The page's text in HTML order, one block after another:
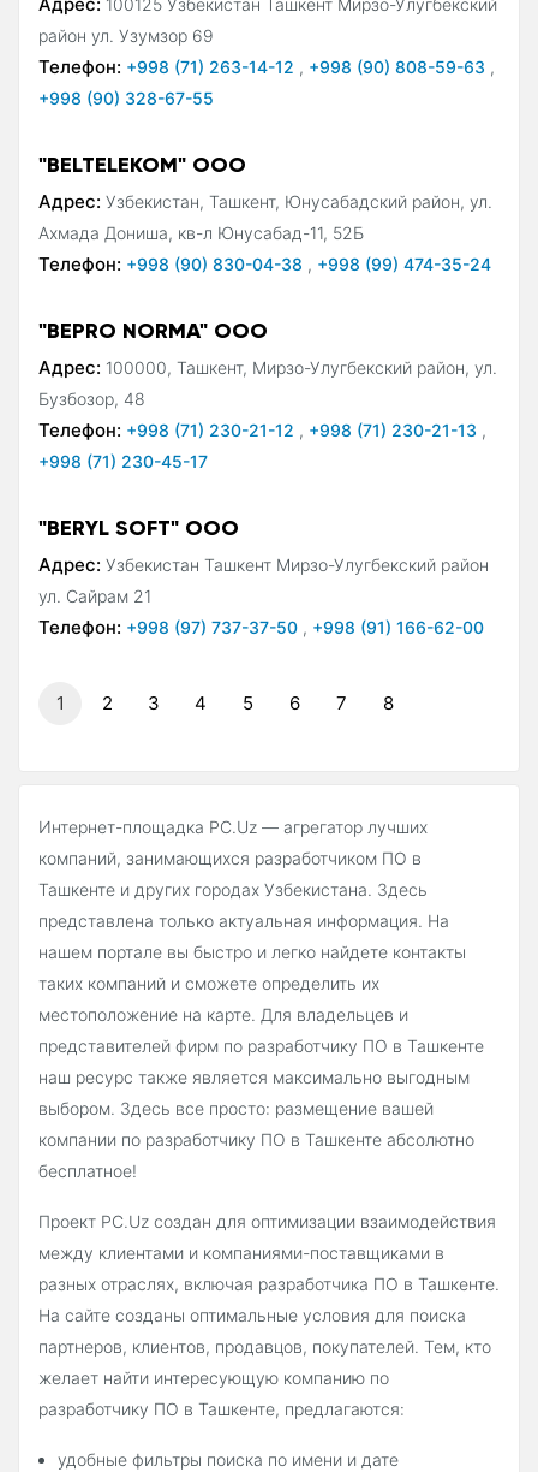
100125 Узбекистан Ташкент Мирзо-Улугбекский
район ул. Узумзор 69
Телефон: +998 (71) 263-14-12 , +998 (90) 808-59-63 ,
+998 (90) 328-67-55
"BELTELEKOM" ООО
Адрес: Узбекистан, Ташкент, Юнусабадский район, ул.
Ахмада Дониша, кв-л Юнусабад-11, 52Б
Телефон: +998 (90) 830-04-38 , +998 (99) 474-35-24
"BEPRO NORMA" ООО
Адрес: 100000, Ташкент, Мирзо-Улугбекский район, ул.
Бузбозор, 48
Телефон: +998 (71) 230-21-12 , +998 (71) 230-21-13 ,
+998 (71) 230-45-17
"BERYL SOFT" ООО
Адрес: Узбекистан Ташкент Мирзо-Улугбекский район
ул. Сайрам 21
Телефон: +998 (97) 737-37-50 , +998 (91) 166-62-00
1 2 3 4 5 6 7 8
Интернет-площадка PC.Uz — агрегатор лучших
компаний, занимающихся разработчиком ПО в
Ташкенте и других городах Узбекистана. Здесь
представлена только актуальная информация. На
нашем портале вы быстро и легко найдете контакты
таких компаний и сможете определить их
местоположение на карте. Для владельцев и
представителей фирм по разработчику ПО в Ташкенте
наш ресурс также является максимально выгодным
выбором. Здесь все просто: размещение вашей
компании по разработчику ПО в Ташкенте абсолютно
бесплатное!
Проект PC.Uz создан для оптимизации взаимодействия
между клиентами и компаниями-поставщиками в
разных отраслях, включая разработчика ПО в Ташкенте.
На сайте созданы оптимальные условия для поиска
партнеров, клиентов, продавцов, покупателей. Тем, кто
желает найти интересующую компанию по
разработчику ПО в Ташкенте, предлагаются:
удобные фильтры поиска по имени и дате